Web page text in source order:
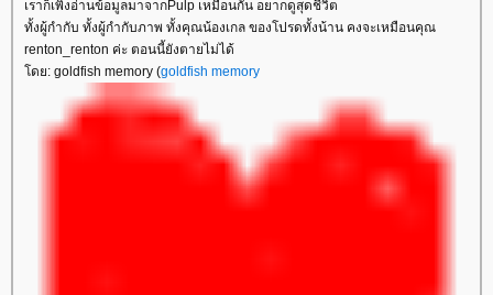
เราก็เพิ่งอ่านข้อมูลมาจากPulp เหมือนกัน อยากดูสุดชีวิต
ทั้งผู้กำกับ ทั้งผู้กำกับภาพ ทั้งคุณน้องเกล ของโปรดทั้งน้าน คงจะเหมือนคุณ
renton_renton ค่ะ ตอนนี้ยังตายไม่ได้
ดย: goldfish memory (goldfish memory